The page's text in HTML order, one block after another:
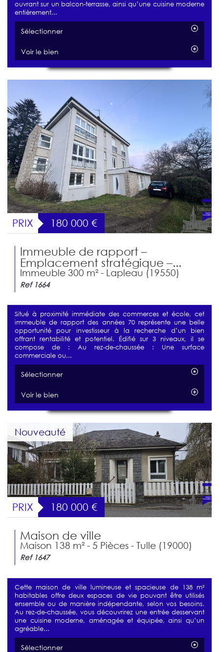
ouvrant sur un balcon-terrasse, ainsi qu’une cuisine moderne
entièrement...
Sélectionner
Voir le bien
PRIX 180 000 €
Immeuble de rapport –
Emplacement stratégique –...
Immeuble 300 m² - Lapleau (19550)
Ref 1664
Situé à proximité immédiate des commerces et école, cet
immeuble de rapport des années 70 représente une belle
opportunité pour investisseur à la recherche d’un bien
offrant rentabilité et potentiel. Édifié sur 3 niveaux, il se
compose de : Au rez-de-chaussée : Une surface
commerciale ou...
Sélectionner
Voir le bien
Nouveauté
PRIX 180 000 €
Maison de ville
Maison 138 m² - 5 Pièces - Tulle (19000)
Ref 1647
Cette maison de ville lumineuse et spacieuse de 138 m²
habitables offre deux espaces de vie pouvant être utilisés
ensemble ou de manière indépendante, selon vos besoins.
Au rez-de-chaussée, vous découvrirez une entrée desservant
une cuisine moderne, aménagée et équipée, ainsi qu’un
agréable...
Sélectionner